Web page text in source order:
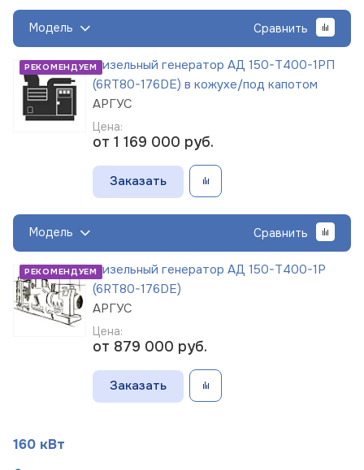
Модель Сравнить
РЕКОМЕНДУЕМДизельный генератор АД 150-Т400-1РП
(6RT80-176DE) в кожухе/под капотом
АРГУС
Цена:
от 1 169 000 руб.
Заказать
Модель Сравнить
РЕКОМЕНДУЕМДизельный генератор АД 150-Т400-1Р
(6RT80-176DE)
АРГУС
Цена:
от 879 000 руб.
Заказать
160 кВт